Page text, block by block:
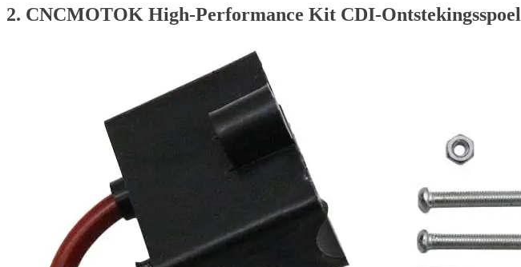
2. CNCMOTOK High-Performance Kit CDI-